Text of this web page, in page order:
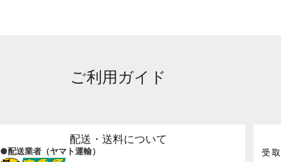
ご利用ガイド
配送・送料について
●配送業者（ヤマト運輸）
受